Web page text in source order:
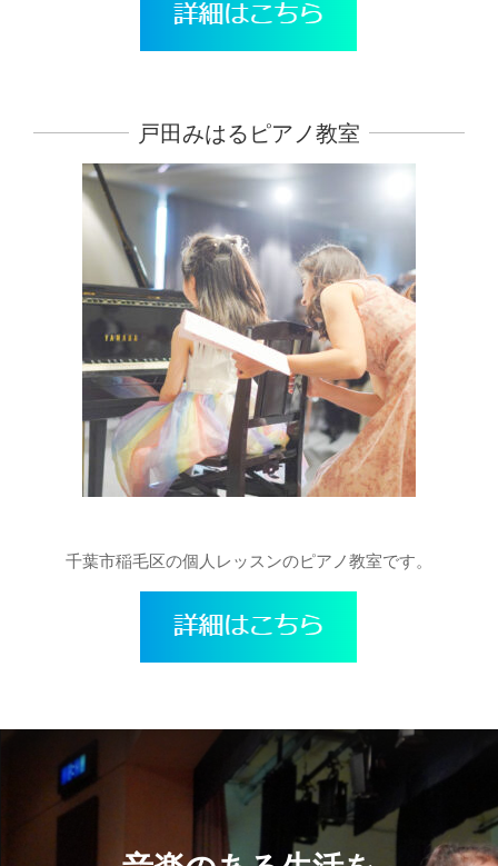
戸田みはるピアノ教室
千葉市稲毛区の個人レッスンのピアノ教室です。